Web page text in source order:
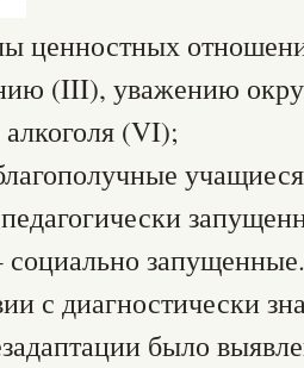
ценностных
(III), уважению
(VI);
запущенные.
с диагностически
было